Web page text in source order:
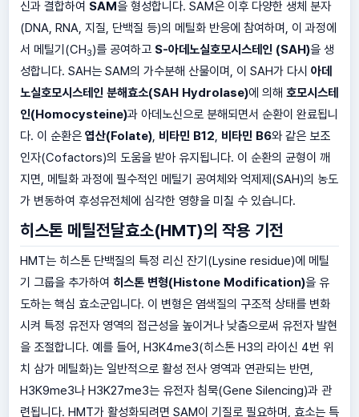
신과 결합하여 SAM을 형성합니다. SAM은 이후 다양한 생체 분자
(DNA, RNA, 지질, 단백질 등)의 메틸화 반응에 참여하며, 이 과정에
서 메틸기(CH3)를 공여하고 S-아데노실호모시스테인 (SAH)을 생
성합니다. SAH는 SAM의 가수분해 산물이며, 이 SAH가 다시 아데
노실호모시스테인 분해효소(SAH Hydrolase)에 의해 호모시스테
인(Homocysteine)과 아데노신으로 분해되면서 순환이 완료됩니
다. 이 순환은 엽산(Folate), 비타민 B12, 비타민 B6와 같은 보조
인자(Cofactors)의 도움을 받아 유지됩니다. 이 순환의 균형이 깨
지면, 메틸화 과정에 필수적인 메틸기 공여체와 억제제(SAH)의 농도
가 변동하여 후성유전체에 심각한 영향을 미칠 수 있습니다.
히스톤 메틸전달효소(HMT)의 작용 기전
HMT는 히스톤 단백질의 특정 리신 잔기(Lysine residue)에 메틸
기 그룹을 추가하여 히스톤 변형(Histone Modification)을 유
도하는 핵심 효소군입니다. 이 변형은 염색질의 구조적 상태를 변화
시켜 특정 유전자 영역의 접근성을 높이거나 낮춤으로써 유전자 발현
을 조절합니다. 예를 들어, H3K4me3(히스톤 H3의 라이신 4번 위
치 삼가 메틸화)는 일반적으로 활성 전사 영역과 연관되는 반면,
H3K9me3나 H3K27me3는 유전자 침묵(Gene Silencing)과 관
련됩니다. HMT가 활성화되려면 SAM이 기질로 필요하며, 효소는 특